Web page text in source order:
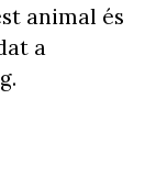
animal és
a